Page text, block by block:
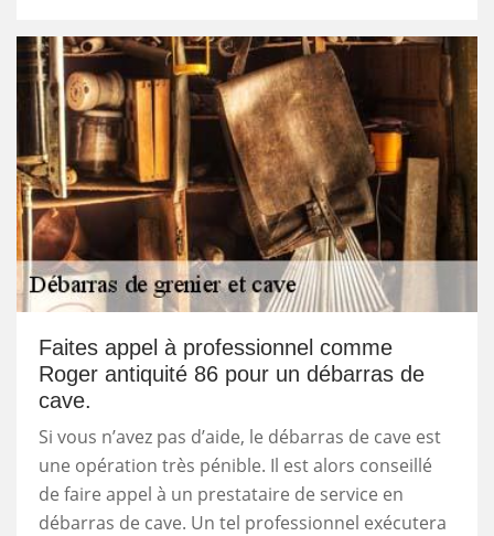
Faites appel à professionnel comme
Roger antiquité 86 pour un débarras de
cave.
Si vous n’avez pas d’aide, le débarras de cave est
une opération très pénible. Il est alors conseillé
de faire appel à un prestataire de service en
débarras de cave. Un tel professionnel exécutera